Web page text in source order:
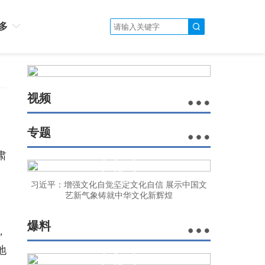
视频
专题
习近平：增强文化自觉坚定文化自信 展示中国文
艺新气象铸就中华文化新辉煌
爆料